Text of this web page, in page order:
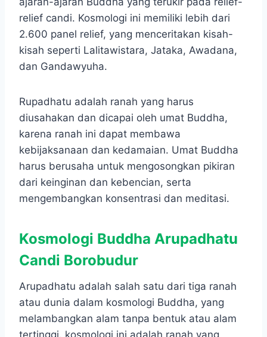
relief candi. Kosmologi ini memiliki lebih dari
2.600 panel relief, yang menceritakan kisah-
kisah seperti Lalitawistara, Jataka, Awadana,
dan Gandawyuha.
Rupadhatu adalah ranah yang harus
diusahakan dan dicapai oleh umat Buddha,
karena ranah ini dapat membawa
kebijaksanaan dan kedamaian. Umat Buddha
harus berusaha untuk mengosongkan pikiran
dari keinginan dan kebencian, serta
mengembangkan konsentrasi dan meditasi.
Kosmologi Buddha Arupadhatu
Candi Borobudur
Arupadhatu adalah salah satu dari tiga ranah
atau dunia dalam kosmologi Buddha, yang
melambangkan alam tanpa bentuk atau alam